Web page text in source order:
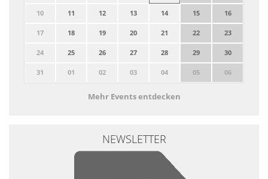
10 11 12 13 14 15 16
17 18 19 20 21 22 23
24 25 26 27 28 29 30
31 01 02 03 04 05 06
Mehr Events entdecken
NEWSLETTER